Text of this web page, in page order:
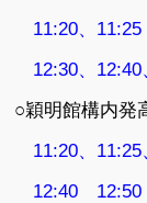
11:20、
12:30、12:40
○穎明館構内
11:20、
12:40